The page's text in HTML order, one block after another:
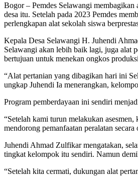
Bogor – Pemdes Selawangi
desa itu. Setelah pada 2023 Pemdes
perlengkapan alat sekolah siswa
Kepala Desa Selawangi H. Juhendi
Selawangi akan lebih baik lagi, juga alat
bertujuan untuk menekan ongkos
“Alat pertanian yang dibagikan hari ini
ungkap Juhendi Ia menerangkan,
Program pemberdayaan ini sendiri
“Setelah kami turun melakukan
mendorong pemanfaatan peralatan
Juhendi Ahmad Zulfikar mengatakan,
tingkat kelompok itu sendiri. Namun
“Setelah kita cermati, dukungan alat